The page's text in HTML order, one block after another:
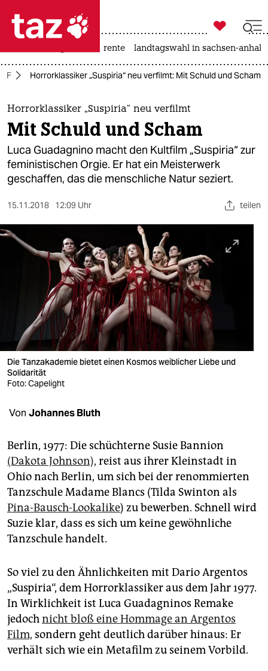
 taz zahl ich
taz zahl ich
themen
politik
öko
gesellschaft
sport
wahrheit
verlag
verlag
shop
fragen & hilfe
unterstützen
abo
genossenschaft
epaper login

taz zahl ich
rente landtagswahl in sachsen-anhalt
Horrorklassiker „Suspiria“ neu verfilmt: Mit Schuld und Scham
Horrorklassiker „Suspiria“ neu verfilmt
Mit Schuld und Scham
Luca Guadagnino macht den Kultfilm „Suspiria“ zur
feministischen Orgie. Er hat ein Meisterwerk
geschaffen, das die menschliche Natur seziert.
15.11.2018 12:09 Uhr teilen
Die Tanzakademie bietet einen Kosmos weiblicher Liebe und
Solidarität
Foto: Capelight
Von Johannes Bluth
Berlin, 1977: Die schüchterne Susie Bannion
(Dakota Johnson), reist aus ihrer Kleinstadt in
Ohio nach Berlin, um sich bei der renommierten
Tanzschule Madame Blancs (Tilda Swinton als
Pina-Bausch-Lookalike) zu bewerben. Schnell wird
Suzie klar, dass es sich um keine gewöhnliche
Tanzschule handelt.
So viel zu den Ähnlichkeiten mit Dario Argentos
„Suspiria“, dem Horrorklassiker aus dem Jahr 1977.
In Wirklichkeit ist Luca Guadagninos Remake
jedochnicht bloß eine Hommage an Argentos
Film, sondern geht deutlich darüber hinaus: Er
verhält sich wie ein Metafilm zu seinem Vorbild.